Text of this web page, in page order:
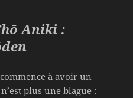
Aniki :
à avoir un
plus une blague :